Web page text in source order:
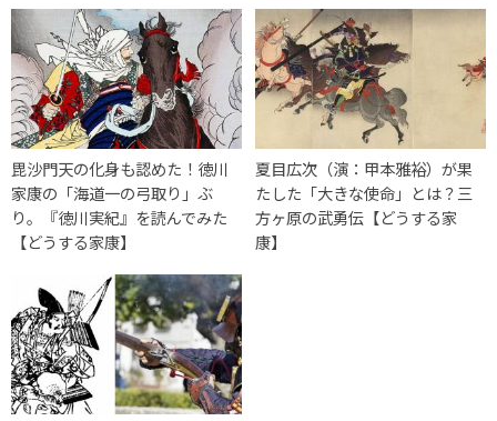
毘沙門天の化身も認めた！徳川
家康の「海道一の弓取り」ぶ
り。『徳川実紀』を読んでみた
【どうする家康】
夏目広次（演：甲本雅裕）が果
たした「大きな使命」とは？三
方ヶ原の武勇伝【どうする家
康】